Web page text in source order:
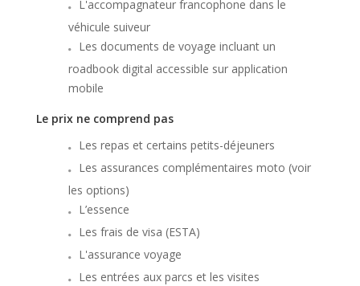
L'accompagnateur francophone dans le
véhicule suiveur
Les documents de voyage incluant un
roadbook digital accessible sur application
mobile
Le prix ne comprend pas
Les repas et certains petits-déjeuners
Les assurances complémentaires moto (voir
les options)
L’essence
Les frais de visa (ESTA)
L'assurance voyage
Les entrées aux parcs et les visites